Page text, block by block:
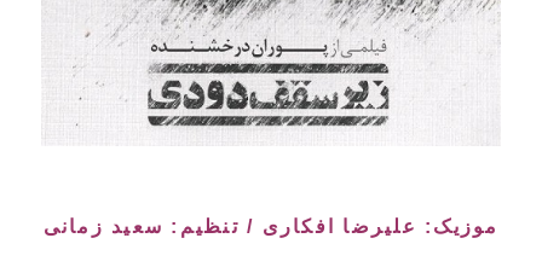
موزیک: علیرضا افکاری / تنظیم: سعید زمانی